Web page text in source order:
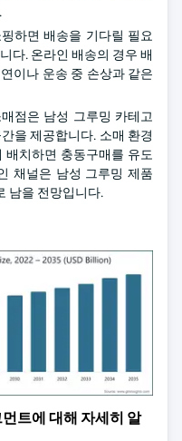
하면 배송을 기다릴 필요
다. 온라인 배송의 경우 배
이나 운송 중 손상과 같은
점은 남성 그루밍 카테고
을 제공합니다. 소매 환경
배치하면 충동구매를 유도
채널은 남성 그루밍 제품
남을 전망입니다.
트에 대해 자세히 알